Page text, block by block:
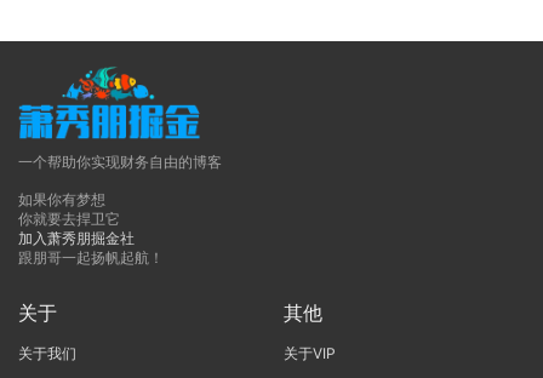
一个帮助你实现财务自由的博客
如果你有梦想
你就要去捍卫它
加入萧秀朋掘金社
跟朋哥一起扬帆起航！
关于
关于我们
其他
关于VIP